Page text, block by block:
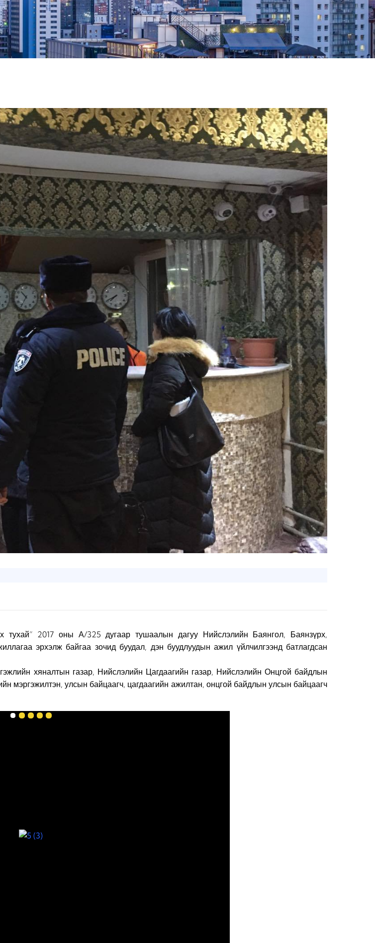
2017 оны А/325 дугаар тушаалын дагуу Нийслэлийн Баянгол, Баянзүрх,
эрхэлж байгаа зочид буудал, дэн буудлуудын ажил үйлчилгээнд батлагдсан
хяналтын газар, Нийслэлийн Цагдаагийн газар, Нийслэлийн Онцгой байдлын
мэргэжилтэн, улсын байцаагч, цагдаагийн ажилтан, онцгой байдлын улсын байцаагч